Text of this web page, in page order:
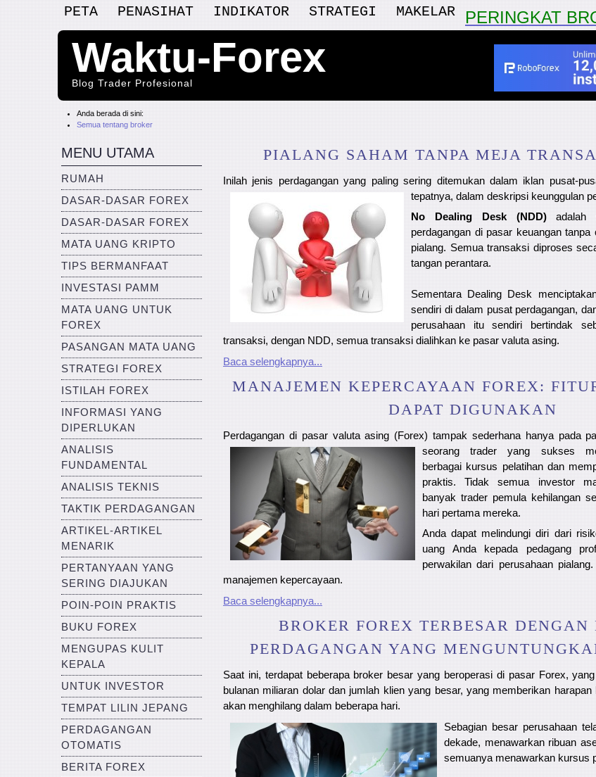
PETA PENASIHAT INDIKATOR STRATEGI MAKELAR PERINGKAT
Waktu-Forex
Blog Trader Profesional
Anda berada di sini:
Semua tentang broker
MENU UTAMA
RUMAH
DASAR-DASAR FOREX
DASAR-DASAR FOREX
MATA UANG KRIPTO
TIPS BERMANFAAT
INVESTASI PAMM
MATA UANG UNTUK
FOREX
PASANGAN MATA UANG
STRATEGI FOREX
ISTILAH FOREX
INFORMASI YANG
DIPERLUKAN
ANALISIS
FUNDAMENTAL
ANALISIS TEKNIS
TAKTIK PERDAGANGAN
ARTIKEL-ARTIKEL
MENARIK
PERTANYAAN YANG
SERING DIAJUKAN
POIN-POIN PRAKTIS
BUKU FOREX
MENGUPAS KULIT
KEPALA
UNTUK INVESTOR
TEMPAT LILIN JEPANG
PERDAGANGAN
OTOMATIS
BERITA FOREX
PIALANG SAHAM TANPA MEJA
Inilah jenis perdagangan yang paling sering ditemukan dalam iklan pusat-
tepatnya, dalam deskripsi keunggulan
No Dealing Desk (NDD)adalah
perdagangan di pasar keuangan
pialang. Semua transaksi diproses
tangan perantara.
Sementara Dealing Desk
sendiri di dalam pusat perdagangan,
perusahaan itu sendiri bertindak
transaksi, dengan NDD, semua transaksi dialihkan ke pasar valuta asing.
Baca selengkapnya...
MANAJEMEN KEPERCAYAAN FOREX:
DAPAT DIGUNAKAN
Perdagangan di pasar valuta asing (Forex) tampak sederhana hanya pada
seorang trader yang sukses
berbagai kursus pelatihan dan
praktis. Tidak semua investor
banyak trader pemula kehilangan
hari pertama mereka.
Anda dapat melindungi diri dari
uang Anda kepada pedagang
perwakilan dari perusahaan
manajemen kepercayaan.
Baca selengkapnya...
BROKER FOREX TERBESAR DENGAN
PERDAGANGAN YANG
Saat ini, terdapat beberapa broker besar yang beroperasi di pasar Forex,
bulanan miliaran dolar dan jumlah klien yang besar, yang memberikan
akan menghilang dalam beberapa hari.
Sebagian besar perusahaan
dekade, menawarkan ribuan
semuanya menawarkan kursus